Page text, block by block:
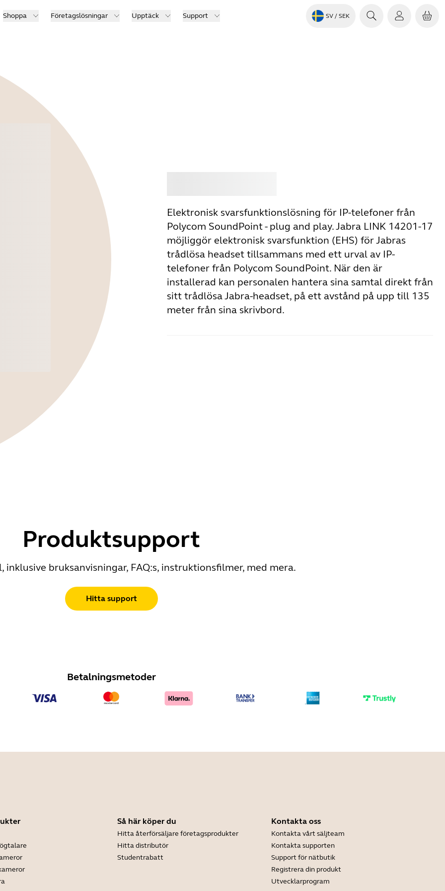
Shoppa Företagslösningar Upptäck Support SV / SEK
Elektronisk svarsfunktionslösning för IP-telefoner från
Polycom SoundPoint - plug and play. Jabra LINK 14201-17
möjliggör elektronisk svarsfunktion (EHS) för Jabras
trådlösa headset tillsammans med ett urval av IP-
telefoner från Polycom SoundPoint. När den är
installerad kan personalen hantera sina samtal direkt från
sitt trådlösa Jabra-headset, på ett avstånd på upp till 135
meter från sina skrivbord.
Produktsupport
inklusive bruksanvisningar, FAQ:s, instruktionsfilmer, med mera.
Hitta support
Betalningsmetoder
Så här köper du
Hitta återförsäljare företagsprodukter
Hitta distributör
Studentrabatt
Kontakta oss
Kontakta vårt säljteam
Kontakta supporten
Support för nätbutik
Registrera din produkt
Utvecklarprogram